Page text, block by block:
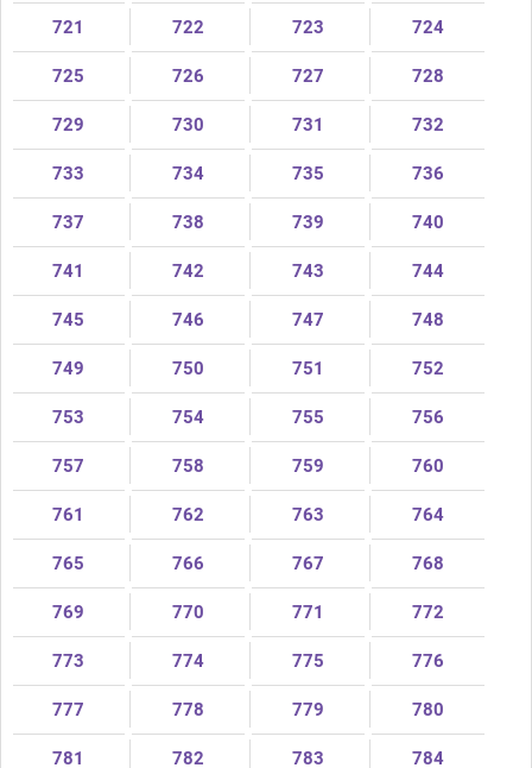
721 722 723 724
725 726 727 728
729 730 731 732
733 734 735 736
737 738 739 740
741 742 743 744
745 746 747 748
749 750 751 752
753 754 755 756
757 758 759 760
761 762 763 764
765 766 767 768
769 770 771 772
773 774 775 776
777 778 779 780
781 782 783 784